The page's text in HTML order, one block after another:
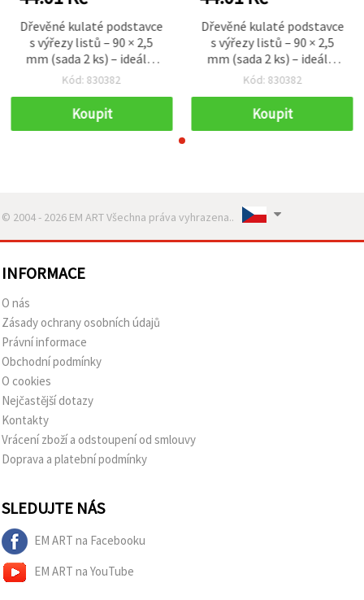
Dřevěné kulaté podstavce
s výřezy listů – 90 × 2,5
mm (sada 2 ks) – ideální
pro kreativní tvoření,
dekorace
Kód: 830382
Koupit
Dřevěné kulaté podstavce
s výřezy listů – 90 × 2,5
mm (sada 2 ks) – ideální
pro kreativní tvoření,
dekorace
Kód: 830382
Koupit
© 2004 - 2026 EM ART Všechna práva vyhrazena..
INFORMACE
O nás
Zásady ochrany osobních údajů
Právní informace
Obchodní podmínky
O cookies
Nejčastější dotazy
Kontakty
Vrácení zboží a odstoupení od smlouvy
Doprava a platební podmínky
SLEDUJTE NÁS
EM ART na Facebooku
EM ART na YouTube